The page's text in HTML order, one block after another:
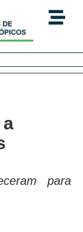
para